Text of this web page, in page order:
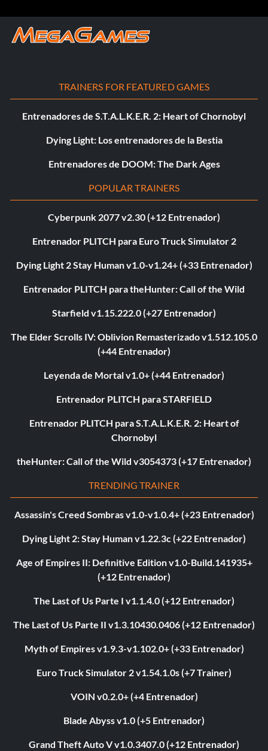
TRAINERS FOR FEATURED GAMES
Entrenadores de S.T.A.L.K.E.R. 2: Heart of Chornobyl
Dying Light: Los entrenadores de la Bestia
Entrenadores de DOOM: The Dark Ages
POPULAR TRAINERS
Cyberpunk 2077 v2.30 (+12 Entrenador)
Entrenador PLITCH para Euro Truck Simulator 2
Dying Light 2 Stay Human v1.0-v1.24+ (+33 Entrenador)
Entrenador PLITCH para theHunter: Call of the Wild
Starfield v1.15.222.0 (+27 Entrenador)
The Elder Scrolls IV: Oblivion Remasterizado v1.512.105.0
(+44 Entrenador)
Leyenda de Mortal v1.0+ (+44 Entrenador)
Entrenador PLITCH para STARFIELD
Entrenador PLITCH para S.T.A.L.K.E.R. 2: Heart of
Chornobyl
theHunter: Call of the Wild v3054373 (+17 Entrenador)
TRENDING TRAINER
Assassin's Creed Sombras v1.0-v1.0.4+ (+23 Entrenador)
Dying Light 2: Stay Human v1.22.3c (+22 Entrenador)
Age of Empires II: Definitive Edition v1.0-Build.141935+
(+12 Entrenador)
The Last of Us Parte I v1.1.4.0 (+12 Entrenador)
The Last of Us Parte II v1.3.10430.0406 (+12 Entrenador)
Myth of Empires v1.9.3-v1.102.0+ (+33 Entrenador)
Euro Truck Simulator 2 v1.54.1.0s (+7 Trainer)
VOIN v0.2.0+ (+4 Entrenador)
Blade Abyss v1.0 (+5 Entrenador)
Grand Theft Auto V v1.0.3407.0 (+12 Entrenador)